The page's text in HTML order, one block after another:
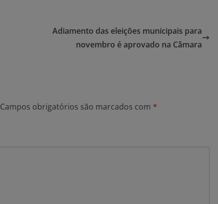
Adiamento das eleições municipais para
novembro é aprovado na Câmara
Campos obrigatórios são marcados com *